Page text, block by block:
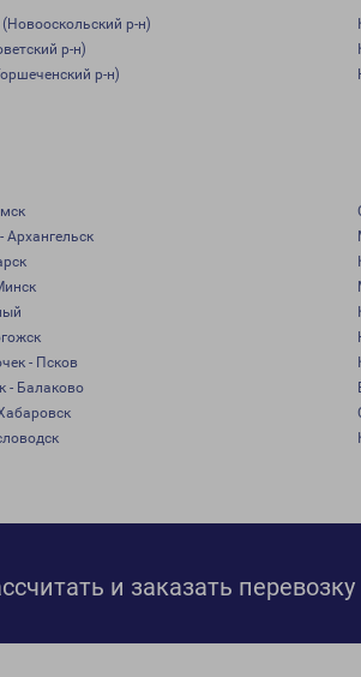
р-н)
р-н)
р-н)
Архангельск
- Псков
- Балаково
и заказать перевозку